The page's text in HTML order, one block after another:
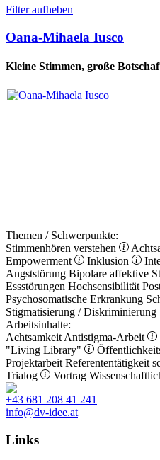
Filter aufheben
Oana-Mihaela Iusco
Kleine Stimmen, große
Themen / Schwerpunkte:
Stimmenhören verstehen
Empowerment
Inklusion
Angststörung Bipolare affektive
Essstörungen Hochsensibilität
Psychosomatische Erkrankung
Stigmatisierung / Diskriminierung
Arbeitsinhalte:
Achtsamkeit Antistigma-Arbeit
"Living Library"
Projektarbeit Referententätigkeit
Trialog
Vortrag
+43 681 208 41 241
info@dv-idee.at
Links